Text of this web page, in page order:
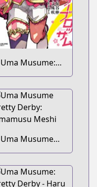
Uma Musume:
Pretty Derby -
Star Blossom
Uma Musume
Pretty Derby:
Umamusu Meshi